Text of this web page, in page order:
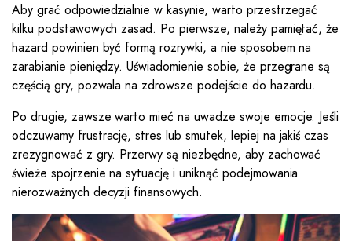
Aby grać odpowiedzialnie w kasynie, warto przestrzegać
kilku podstawowych zasad. Po pierwsze, należy pamiętać, że
hazard powinien być formą rozrywki, a nie sposobem na
zarabianie pieniędzy. Uświadomienie sobie, że przegrane są
częścią gry, pozwala na zdrowsze podejście do hazardu.
Po drugie, zawsze warto mieć na uwadze swoje emocje. Jeśli
odczuwamy frustrację, stres lub smutek, lepiej na jakiś czas
zrezygnować z gry. Przerwy są niezbędne, aby zachować
świeże spojrzenie na sytuację i uniknąć podejmowania
nierozważnych decyzji finansowych.